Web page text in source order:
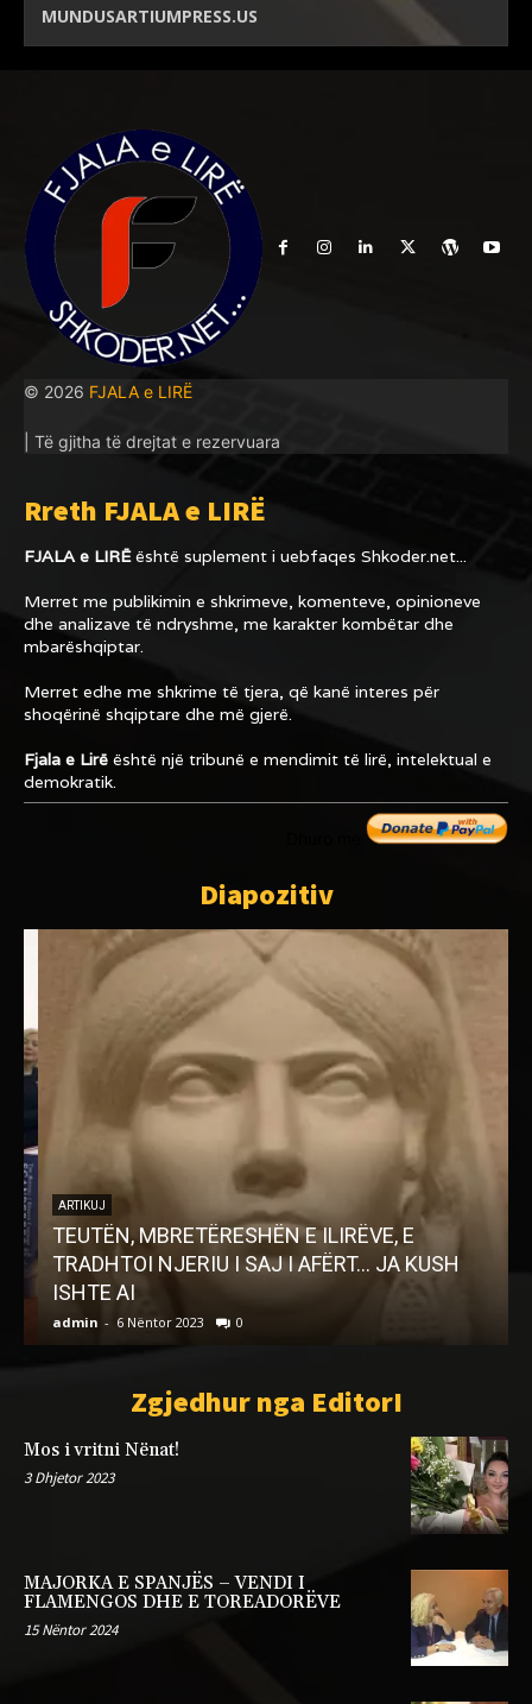
MUNDUSARTIUMPRESS.US
© 2026 FJALA e LIRË
| Të gjitha të drejtat e rezervuara
Rreth FJALA e LIRË
FJALA e LIRËështë suplement i uebfaqes Shkoder.net...
Merret me publikimin e shkrimeve, komenteve, opinioneve
dhe analizave të ndryshme, me karakter kombëtar dhe
mbarëshqiptar.
Merret edhe me shkrime të tjera, që kanë interes për
shoqërinë shqiptare dhe më gjerë.
Fjala e Lirë është një tribunë e mendimit të lirë, intelektual e
demokratik.
Diapozitiv
ARTIKUJ
TEUTËN, MBRETËRESHËN E ILIRËVE, E
TRADHTOI NJERIU I SAJ I AFËRT… JA KUSH
ISHTE AI
admin - 6 Nëntor 2023 0
Zgjedhur nga EditorI
Mos i vritni Nënat!
3 Dhjetor 2023
MAJORKA E SPANJËS – VENDI I
FLAMENGOS DHE E TOREADORËVE
15 Nëntor 2024